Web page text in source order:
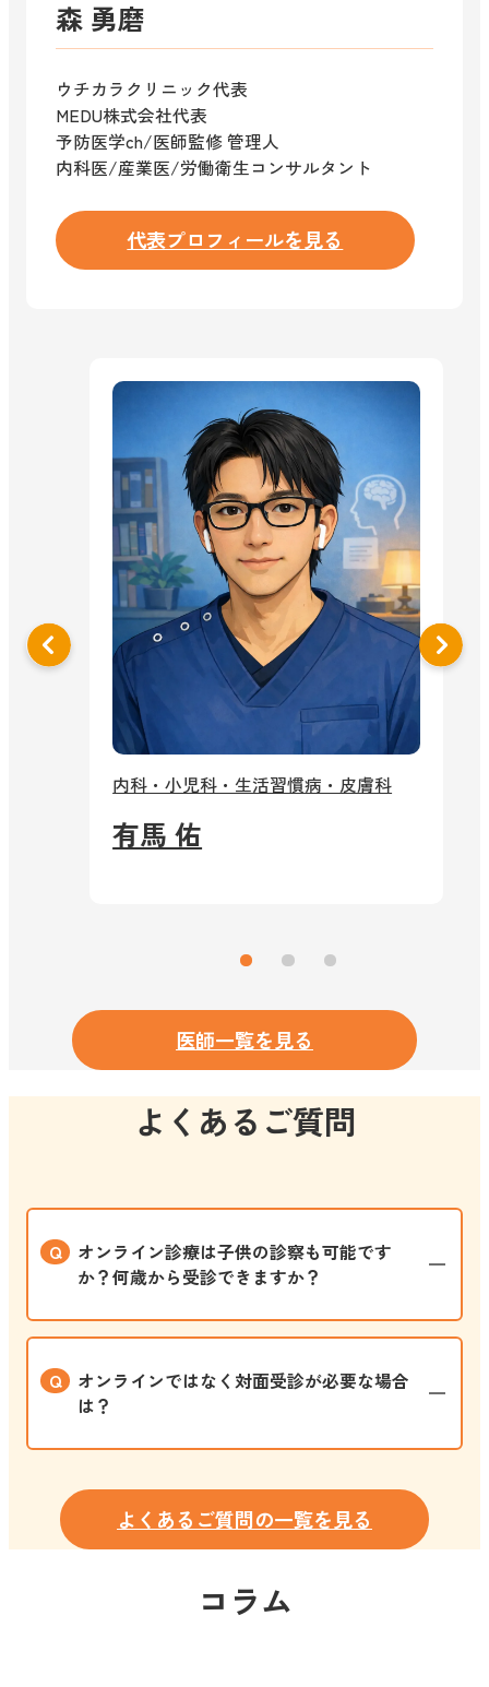
森 勇磨
ウチカラクリニック代表
MEDU株式会社代表
予防医学ch/医師監修 管理人
内科医/産業医/労働衛生コンサルタント
代表プロフィールを見る
内科・小児科・生活習慣病・皮膚科
有馬 佑
医師一覧を見る
よくあるご質問
オンライン診療は子供の診察も可能です
か？何歳から受診できますか？
様は保護者の方の同伴が必要です。発熱や咳、
発疹などお子様に多い症状はオンラインで対応
できます。夜間や休日でかかりつけ医が閉まっ
ください。
オンラインではなく対面受診が必要な場合
は？
意識がはっきりしない、呼吸が苦しい、けいれ
んを起こしている、水分が全く摂れないなど、
緊急性が高い症状の場合は対面での受診や救急
まずオンラインでご相談ください。
よくあるご質問の一覧を見る
コラム